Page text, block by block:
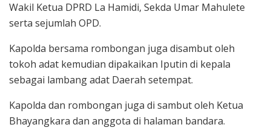
Wakil Ketua DPRD La Hamidi, Sekda Umar Mahulete
serta sejumlah OPD.
Kapolda bersama rombongan juga disambut oleh
tokoh adat kemudian dipakaikan Iputin di kepala
sebagai lambang adat Daerah setempat.
Kapolda dan rombongan juga di sambut oleh Ketua
Bhayangkara dan anggota di halaman bandara.